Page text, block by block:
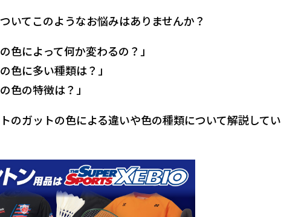
いてこのようなお悩みはありませんか？
色によって何か変わるの？」
色に多い種類は？」
色の特徴は？」
のガットの色による違いや色の種類について解説してい